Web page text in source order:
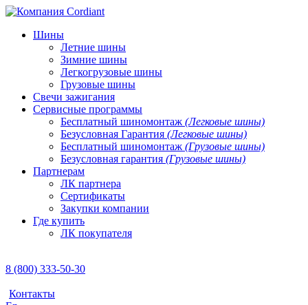
Шины
Летние шины
Зимние шины
Легкогрузовые шины
Грузовые шины
Свечи зажигания
Сервисные программы
Бесплатный шиномонтаж (Легковые шины)
Безусловная Гарантия (Легковые шины)
Бесплатный шиномонтаж (Грузовые шины)
Безусловная гарантия (Грузовые шины)
Партнерам
ЛК партнера
Сертификаты
Закупки компании
Где купить
ЛК покупателя
8 (800) 333-50-30
Контакты